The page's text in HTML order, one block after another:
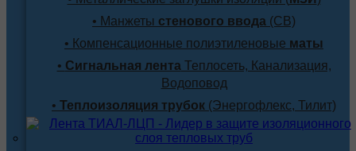
• Манжеты стенового ввода (СВ)
• Компенсационные полиэтиленовые маты
• Сигнальная лентаТеплосеть, Канализация,
Водоповод
• Теплоизоляция трубок (Энергофлекс, Тилит)